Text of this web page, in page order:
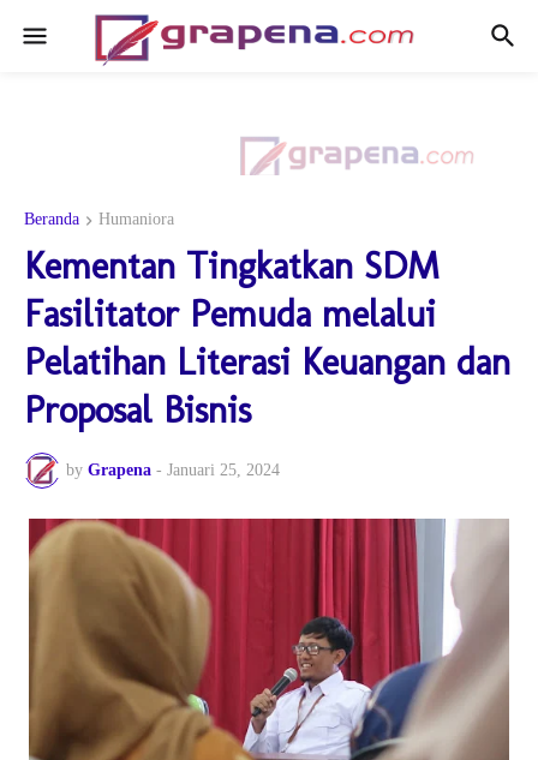
Beranda Humaniora
Kementan Tingkatkan SDM
Fasilitator Pemuda melalui
Pelatihan Literasi Keuangan dan
Proposal Bisnis
by Grapena - Januari 25, 2024